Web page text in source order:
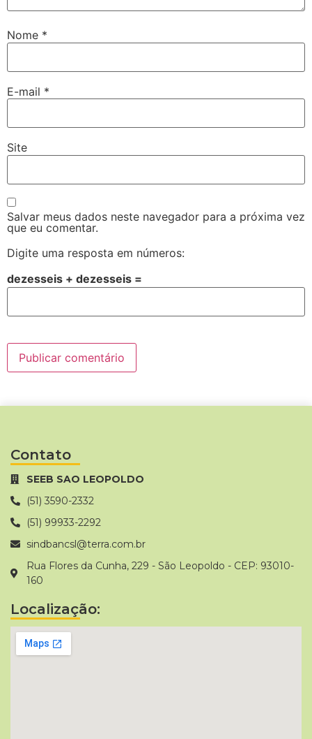
Nome *
E-mail *
Site
Salvar meus dados neste navegador para a próxima vez
que eu comentar.
Digite uma resposta em números:
dezesseis + dezesseis =
Contato
SEEB SAO LEOPOLDO
(51) 3590-2332
(51) 99933-2292
sindbancsl@terra.com.br
Rua Flores da Cunha, 229 - São Leopoldo - CEP: 93010-
160
Localização: